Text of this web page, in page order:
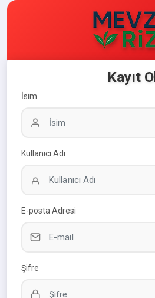
Kayıt Ol
İsim
Kullanıcı Adı
E-posta Adresi
Şifre